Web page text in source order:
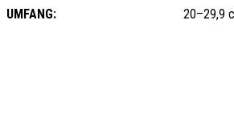
UMFANG: 20–29,9